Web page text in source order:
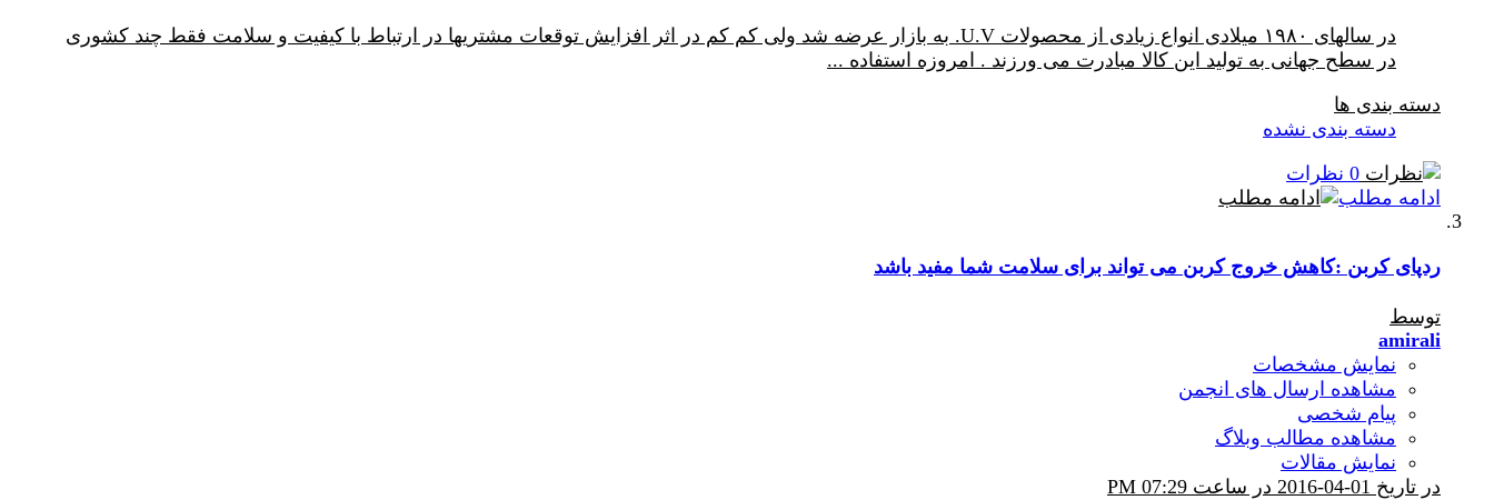
در سالهای ١٩٨٠ میلادی انواع زیادی از محصولات U.V. به بازار عرضه شد ولی کم کم در اثر افزایش توقعات مشتریها در ارتباط با کیفیت و سلامت فقط چند کشوری
در سطح جهانی به تولید این کالا مبادرت می ورزند . امروزه استفاده ...
دسته بندی ها
دسته بندی نشده
0 نظرات
ادامه مطلب
ردپای کربن :کاهش خروج کربن می تواند برای سلامت شما مفید باشد
توسط
amirali
نمایش مشخصات
مشاهده ارسال های انجمن
پیام شخصی
مشاهده مطالب وبلاگ
نمایش مقالات
در تاریخ 01-04-2016 در ساعت 07:29 PM